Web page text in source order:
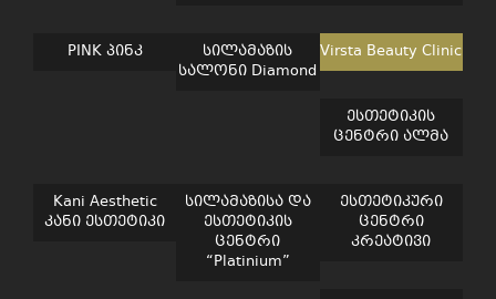
PINK პინკ
სილამაზის
სალონი Diamond
Virsta Beauty Clinic
ესთეტიკის
ცენტრი ალმა
Kani Aesthetic
კანი ესთეტიკი
სილამაზისა და
ესთეტიკის
ცენტრი
“Platinium”
ესთეტიკური
ცენტრი
კრეატივი